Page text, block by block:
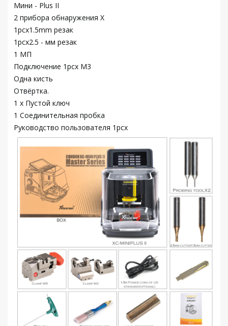
Мини - Plus II
2 прибора обнаружения X
1pcx1.5mm резак
1pcx2.5 - мм резак
1 МП
Подключение 1pcx M3
Одна кисть
Отвёртка.
1 x Пустой ключ
1 Соединительная пробка
Руководство пользователя 1pcx